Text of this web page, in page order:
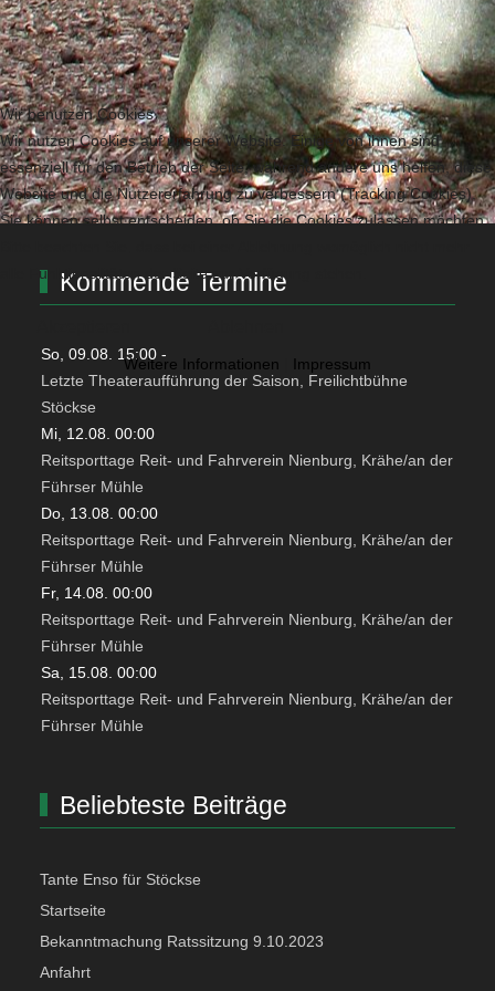
Kommende Termine
So, 09.08. 15:00-
Letzte Theateraufführung der Saison, Freilichtbühne
Stöckse
Mi, 12.08. 00:00
Reitsporttage Reit- und Fahrverein Nienburg, Krähe/an der
Führser Mühle
Do, 13.08. 00:00
Reitsporttage Reit- und Fahrverein Nienburg, Krähe/an der
Führser Mühle
Fr, 14.08. 00:00
Reitsporttage Reit- und Fahrverein Nienburg, Krähe/an der
Führser Mühle
Sa, 15.08. 00:00
Reitsporttage Reit- und Fahrverein Nienburg, Krähe/an der
Führser Mühle
Beliebteste Beiträge
Tante Enso für Stöckse
Startseite
Bekanntmachung Ratssitzung 9.10.2023
Anfahrt
Wir benutzen Cookies
Wir nutzen Cookies auf unserer Website. Einige von ihnen sind
essenziell für den Betrieb der Seite, während andere uns helfen, diese
Website und die Nutzererfahrung zu verbessern (Tracking Cookies).
Sie können selbst entscheiden, ob Sie die Cookies zulassen möchten.
alle Funktionalitäten der Seite zur Verfügung stehen.
Weitere Informationen Impressum